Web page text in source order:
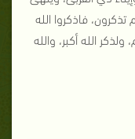
فاذكروا الله
الله أكبر، والله